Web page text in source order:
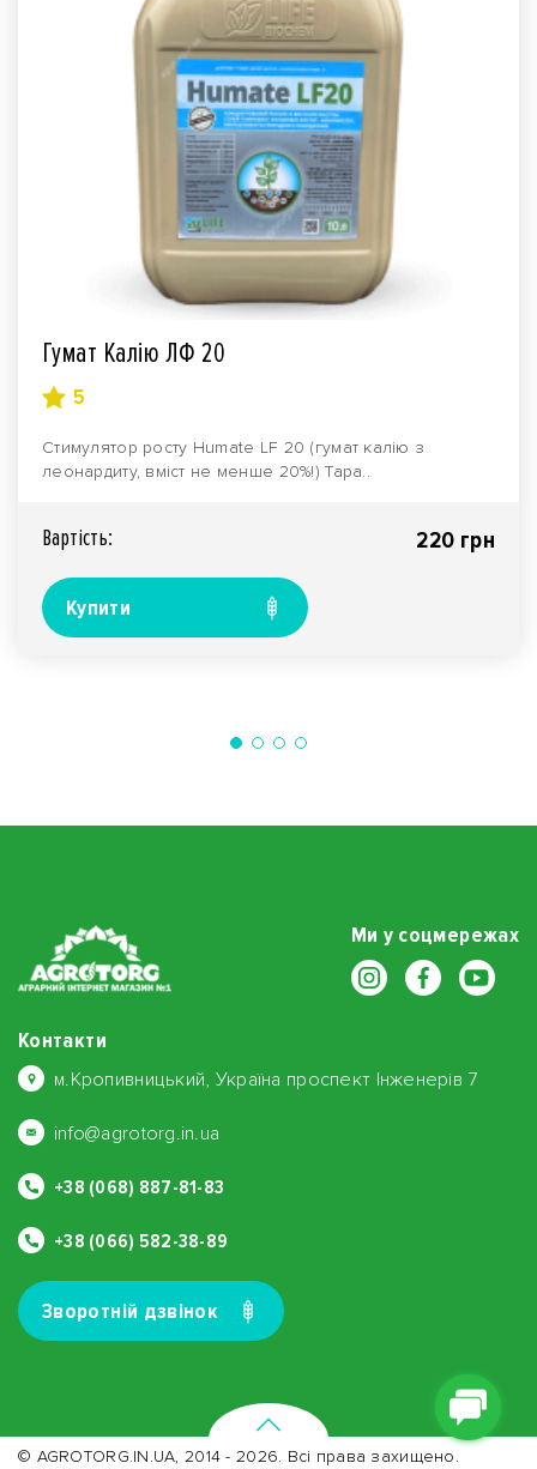
Гумат Калію ЛФ 20
5
Стимулятор росту Humate LF 20 (гумат калію з
леонардиту, вміст не менше 20%!) Тара..
Вартiсть: 220 грн
Купити
Ми у соцмережах
Контакти
м.Кропивницький, Україна проспект Інженерів 7
info@agrotorg.in.ua
+38 (068) 887-81-83
+38 (066) 582-38-89
Зворотнiй дзвiнок
© AGROTORG.IN.UA, 2014 - 2026. Всі права захищено.